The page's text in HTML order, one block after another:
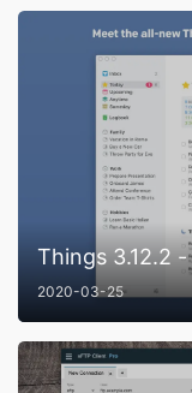
2020-03-25